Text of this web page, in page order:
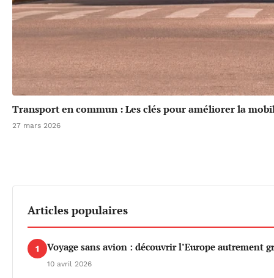
Transport en commun : Les clés pour améliorer la
27 mars 2026
Articles populaires
1 Voyage sans avion : découvrir l’Europe autrement
10 avril 2026